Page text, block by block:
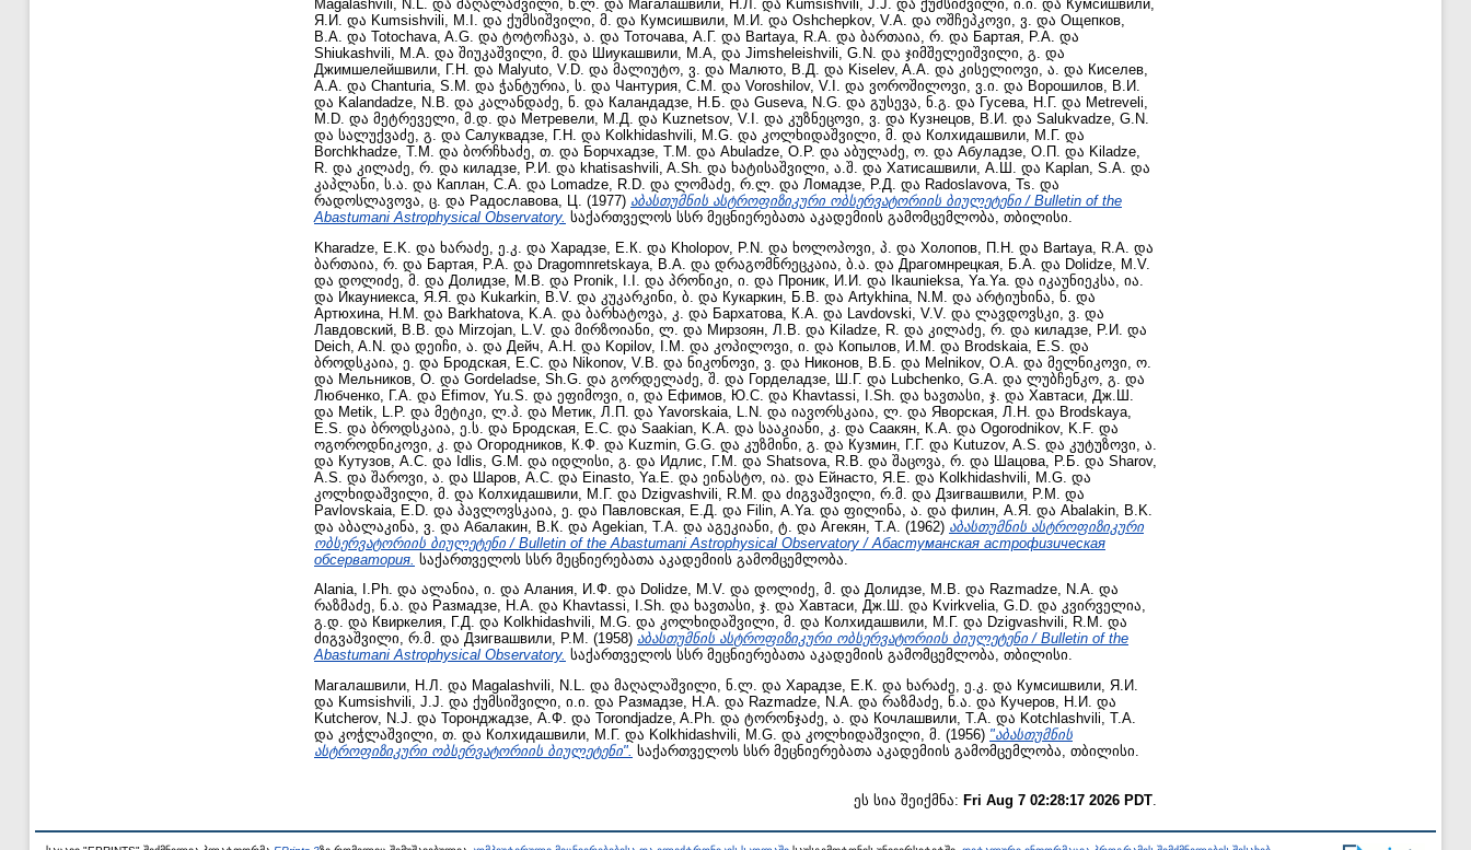
Magalashvili, N.L.
და მაღალაშვილი, ნ.ლ. და Магалашвили, Н.Л. და Kumsishvili, J.J. და ქუმსიშვილი, ი.ი. და Кумсишвили,
Я.И. და Kumsishvili, M.I. და ქუმსიშვილი, მ. და Кумсишвили, М.И. და Oshchepkov, V.A. და ოშჩეპკოვი, ვ. და Ощепков,
В.А. და Totochava, A.G. და ტოტოჩავა, ა. და Тоточава, А.Г. და Bartaya, R.A. და ბართაია, რ. და Бартая, Р.А. და
Shiukashvili, M.A. და შიუკაშვილი, მ. და Шиукашвили, М.А, და Jimsheleishvili, G.N. და ჯიმშელეიშვილი, გ. და
Джимшелейшвили, Г.Н. და Malyuto, V.D. და მალიუტო, ვ. და Малюто, В.Д. და Kiselev, A.A. და კისელიოვი, ა. და Киселев,
А.А. და Chanturia, S.M. და ჭანტურია, ს. და Чантурия, С.М. და Voroshilov, V.I. და ვოროშილოვი, ვ.ი. და Ворошилов, В.И.
და Kalandadze, N.B. და კალანდაძე, ნ. და Каландадзе, Н.Б. და Guseva, N.G. და გუსევა, ნ.გ. და Гусева, Н.Г. და Metreveli,
M.D. და მეტრეველი, მ.დ. და Метревели, М.Д. და Kuznetsov, V.I. და კუზნეცოვი, ვ. და Кузнецов, В.И. და Salukvadze, G.N.
და სალუქვაძე, გ. და Салуквадзе, Г.Н. და Kolkhidashvili, M.G. და კოლხიდაშვილი, მ. და Колхидашвили, М.Г. და
Borchkhadze, T.M.
და ბორჩხაძე, თ. და Борчхадзе, Т.М. და Abuladze, O.P. და აბულაძე, ო. და Абуладзе, О.П. და Kiladze,
R. და კილაძე, რ. და киладзе, Р.И. და khatisashvili, A.Sh. და ხატისაშვილი, ა.შ. და Хатисашвили, А.Ш. და Kaplan, S.A. და
კაპლანი, ს.ა. და Каплан, С.А. და Lomadze, R.D. და ლომაძე, რ.ლ. და Ломадзе, Р.Д. და Radoslavova, Ts. და
რადოსლავოვა, ც. და Радославова, Ц. (1977) აბასთუმნის ასტროფიზიკური ობსერვატორიის ბიულეტენი / Bulletin of the
Abastumani Astrophysical Observatory. საქართველოს სსრ მეცნიერებათა აკადემიის გამომცემლობა, თბილისი.
Kharadze, E.K. და ხარაძე, ე.კ. და Харадзе, Е.К. და Kholopov, P.N. და ხოლოპოვი, პ. და Холопов, П.Н. და Bartaya, R.A. და
ბართაია, რ. და Бартая, Р.А. და Dragomnretskaya, B.A. და დრაგომნრეცკაია, ბ.ა. და Драгомнрецкая, Б.А. და Dolidze, M.V.
და დოლიძე, მ. და Долидзе, М.В. და Pronik, I.I. და პრონიკი, ი. და Проник, И.И. და Ikaunieksa, Ya.Ya. და იკაუნიეკსა, ია.
და Икауниекса, Я.Я. და Kukarkin, B.V. და კუკარკინი, ბ. და Кукаркин, Б.В. და Artykhina, N.M. და არტიუხინა, ნ. და
Артюхина, Н.М. და Barkhatova, K.A. და ბარხატოვა, კ. და Бархатова, К.А. და Lavdovski, V.V. და ლავდოვსკი, ვ. და
Лавдовский, В.В. და Mirzojan, L.V. და მირზოიანი, ლ. და Мирзоян, Л.В. და Kiladze, R. და კილაძე, რ. და киладзе, Р.И. და
Deich, A.N. და დეიჩი, ა. და Дейч, А.Н. და Kopilov, I.M. და კოპილოვი, ი. და Копылов, И.М. და Brodskaia, E.S. და
ბროდსკაია, ე. და Бродская, Е.С. და Nikonov, V.B. და ნიკონოვი, ვ. და Никонов, В.Б. და Melnikov, O.A. და მელნიკოვი, ო.
და Мельников, О. და Gordeladse, Sh.G. და გორდელაძე, შ. და Горделадзе, Ш.Г. და Lubchenko, G.A. და ლუბჩენკო, გ. და
Любченко, Г.А. და Efimov, Yu.S. და ეფიმოვი, ი, და Ефимов, Ю.С. და Khavtassi, I.Sh. და ხავთასი, ჯ. და Хавтаси, Дж.Ш.
და Metik, L.P. და მეტიკი, ლ.პ. და Метик, Л.П. და Yavorskaia, L.N. და იავორსკაია, ლ. და Яворская, Л.Н. და Brodskaya,
E.S. და ბროდსკაია, ე.ს. და Бродская, Е.С. და Saakian, K.A. და სააკიანი, კ. და Саакян, К.А. და Ogorodnikov, K.F. და
ოგოროდნიკოვი, კ. და Огородников, К.Ф. და Kuzmin, G.G. და კუზმინი, გ. და Кузмин, Г.Г. და Kutuzov, A.S. და კუტუზოვი, ა.
და Кутузов, А.С. და Idlis, G.M. და იდლისი, გ. და Идлис, Г.М. და Shatsova, R.B. და შაცოვა, რ. და Шацова, Р.Б. და Sharov,
A.S. და შაროვი, ა. და Шаров, А.С. და Einasto, Ya.E. და ეინასტო, ია. და Ейнасто, Я.Е. და Kolkhidashvili, M.G. და
კოლხიდაშვილი, მ. და Колхидашвили, М.Г. და Dzigvashvili, R.M. და ძიგვაშვილი, რ.მ. და Дзигвашвили, Р.М. და
Pavlovskaia, E.D. და პავლოვსკაია, ე. და Павловская, Е.Д. და Filin, A.Ya. და ფილინა, ა. და филин, А.Я. და Abalakin, B.K.
და აბალაკინა, ვ. და Абалакин, В.К. და Agekian, T.A. და აგეკიანი, ტ. და Агекян, Т.А. (1962) აბასთუმნის ასტროფიზიკური
ობსერვატორიის ბიულეტენი / Bulletin of the Abastumani Astrophysical Observatory / Абастуманская астрофизическая
обсерватория. საქართველოს სსრ მეცნიერებათა აკადემიის გამომცემლობა.
Alania, I.Ph. და ალანია, ი. და Алания, И.Ф. და Dolidze, M.V. და დოლიძე, მ. და Долидзе, М.В. და Razmadze, N.A. და
რაზმაძე, ნ.ა. და Размадзе, Н.А. და Khavtassi, I.Sh. და ხავთასი, ჯ. და Хавтаси, Дж.Ш. და Kvirkvelia, G.D. და კვირველია,
გ.დ. და Квиркелия, Г.Д. და Kolkhidashvili, M.G. და კოლხიდაშვილი, მ. და Колхидашвили, М.Г. და Dzigvashvili, R.M. და
ძიგვაშვილი, რ.მ. და Дзигвашвили, Р.М. (1958) აბასთუმნის ასტროფიზიკური ობსერვატორიის ბიულეტენი / Bulletin of the
Abastumani Astrophysical Observatory. საქართველოს სსრ მეცნიერებათა აკადემიის გამომცემლობა, თბილისი.
Магалашвили, Н.Л. და Magalashvili, N.L. და მაღალაშვილი, ნ.ლ. და Харадзе, Е.К. და ხარაძე, ე.კ. და Кумсишвили, Я.И.
და Kumsishvili, J.J. და ქუმსიშვილი, ი.ი. და Размадзе, Н.А. და Razmadze, N.A. და რაზმაძე, ნ.ა. და Кучеров, Н.И. და
Kutcherov, N.J. და Торонджадзе, А.Ф. და Torondjadze, A.Ph. და ტორონჯაძე, ა. და Кочлашвили, Т.А. და Kotchlashvili, T.A.
და კოჭლაშვილი, თ. და Колхидашвили, М.Г. და Kolkhidashvili, M.G. და კოლხიდაშვილი, მ. (1956) "აბასთუმნის
ასტროფიზიკური ობსერვატორიის ბიულეტენი". საქართველოს სსრ მეცნიერებათა აკადემიის გამომცემლობა, თბილისი.
ეს სია შეიქმნა: Fri Aug 7 02:28:17 2026 PDT.